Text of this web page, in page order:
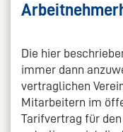
Die hier
immer dann
vertraglichen
Mitarbeitern im
Tarifvertrag für